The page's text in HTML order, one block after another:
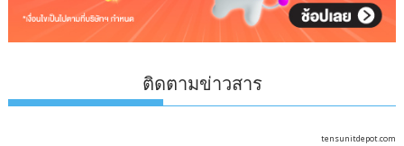
ติดตามข่าวสาร
tensunitdepot.com